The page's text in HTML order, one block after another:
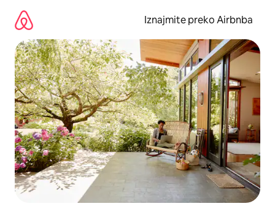
sadržaj
Iznajmite preko Airbnba